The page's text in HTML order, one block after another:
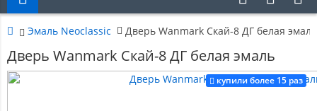
Эмаль Neoclassic Дверь Wanmark Скай-8 ДГ белая эмаль
Дверь Wanmark Скай-8 ДГ белая эмаль
купили более 15 раз